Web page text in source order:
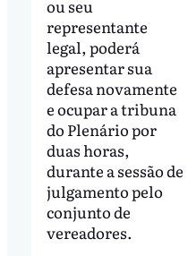
ou seu
representante
legal, poderá
apresentar sua
defesa novamente
e ocupar a tribuna
do Plenário por
duas horas,
durante a sessão de
julgamento pelo
conjunto de
vereadores.